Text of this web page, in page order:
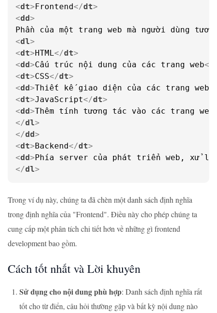
<dt>Frontend</dt>
<dd>
<dl>
<dt>HTML</dt>
<dd>Cấu trúc nội dung của các trang web</
<dt>CSS</dt>
<dd>Thiết kế giao diện của các trang web
<dt>JavaScript</dt>
<dd>Thêm tính tương tác vào các trang web
</dl>
</dd>
<dt>Backend</dt>
<dd>Phía server của phát triển web, xử
</dl>
Trong ví dụ này, chúng ta đã chèn một danh sách định nghĩa
trong định nghĩa của "Frontend". Điều này cho phép chúng ta
cung cấp một phân tích chi tiết hơn về những gì frontend
development bao gồm.
Cách tốt nhất và Lời khuyên
Sử dụng cho nội dung phù hợp: Danh sách định nghĩa rất
tốt cho từ điển, câu hỏi thường gặp và bất kỳ nội dung nào